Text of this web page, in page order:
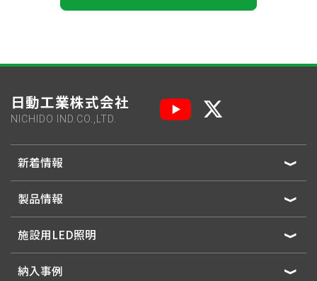
日動工業株式会社
NICHIDO IND.CO.,LTD.
新着情報
製品情報
施設用LED照明
納入事例